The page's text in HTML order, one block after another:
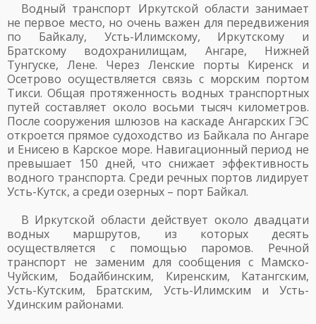
Водный транспорт Иркутской области занимает
не первое место, но очень важен для передвижения
по Байкалу, Усть-Илимскому, Иркутскому и
Братскому водохранилищам, Ангаре, Нижней
Тунгуске, Лене. Через Ленские порты Киренск и
Осетрово осуществляется связь с морским портом
Тикси. Общая протяженность водных транспортных
путей составляет около восьми тысяч километров.
После сооружения шлюзов на каскаде Ангарских ГЭС
откроется прямое судоходство из Байкала по Ангаре
и Енисею в Карское море. Навигационный период не
превышает 150 дней, что снижает эффективность
водного транспорта. Среди речных портов лидирует
Усть-Кутск, а среди озерных – порт Байкал.
В Иркутской области действует около двадцати
водных маршрутов, из которых десять
осуществляется с помощью паромов. Речной
транспорт не заменим для сообщения с Мамско-
Чуйским, Бодайбинским, Киренским, Катангским,
Усть-Кутским, Братским, Усть-Илимским и Усть-
Удинским районами.